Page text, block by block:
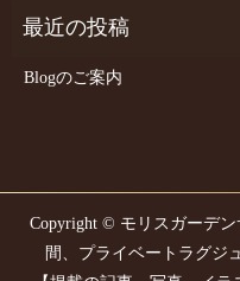
Blogのご案内
Copyright © モリスガーデ
間、プライベートラグジ